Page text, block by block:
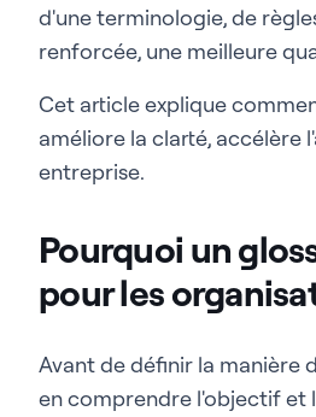
d'une terminologie, de
renforcée, une meilleure
Cet article explique
améliore la clarté,
entreprise.
Pourquoi un
pour les
Avant de définir la manière
en comprendre l'objectif et